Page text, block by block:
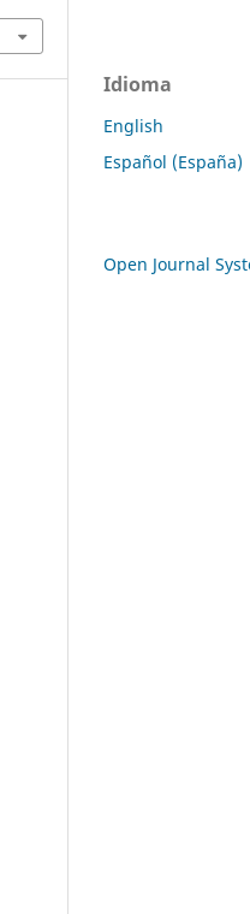
Idioma
English
Español (España)
Open Journal